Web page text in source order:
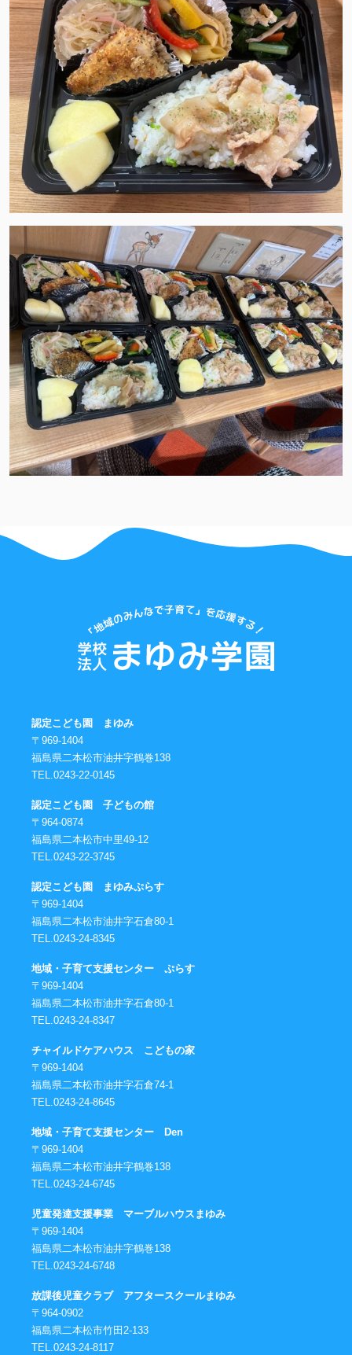
認定こども園 まゆみ
〒969-1404
福島県二本松市油井字鶴巻138
TEL.0243-22-0145
認定こども園 子どもの館
〒964-0874
福島県二本松市中里49-12
TEL.0243-22-3745
認定こども園 まゆみぷらす
〒969-1404
福島県二本松市油井字石倉80-1
TEL.0243-24-8345
地域・子育て支援センター ぷらす
〒969-1404
福島県二本松市油井字石倉80-1
TEL.0243-24-8347
チャイルドケアハウス こどもの家
〒969-1404
福島県二本松市油井字石倉74-1
TEL.0243-24-8645
地域・子育て支援センター Den
〒969-1404
福島県二本松市油井字鶴巻138
TEL.0243-24-6745
児童発達支援事業 マーブルハウスまゆみ
〒969-1404
福島県二本松市油井字鶴巻138
TEL.0243-24-6748
放課後児童クラブ アフタースクールまゆみ
〒964-0902
福島県二本松市竹田2-133
TEL.0243-24-8117